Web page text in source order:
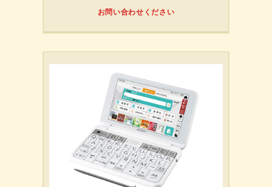
ー型 MRXJ2J/A 泉佐野
らお買取りさせて頂きまし
た。
お問い合わせください